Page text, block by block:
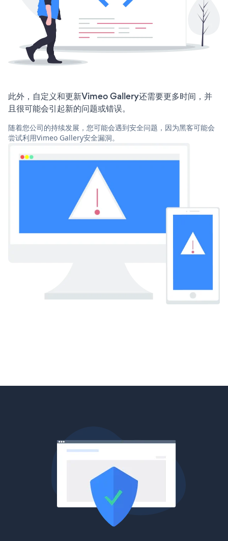
此外，自定义和更新Vimeo Gallery还需要更多时间，并
且很可能会引起新的问题或错误。
随着您公司的持续发展，您可能会遇到安全问题，因为黑客可能会
尝试利用Vimeo Gallery安全漏洞。